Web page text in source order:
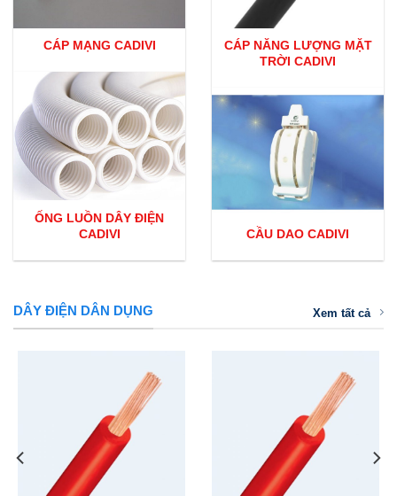
CÁP MẠNG CADIVI
ỐNG LUỒN DÂY ĐIỆN
CADIVI
CÁP NĂNG LƯỢNG MẶT
TRỜI CADIVI
CẦU DAO CADIVI
DÂY ĐIỆN DÂN DỤNG Xem tất cả